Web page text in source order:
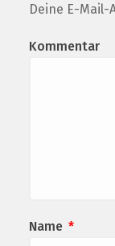
Deine E-
Kommentar
Name *